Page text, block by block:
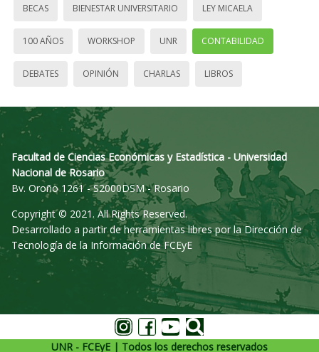
BECAS BIENESTAR UNIVERSITARIO LEY MICAELA
100 AÑOS WORKSHOP UNR CONTABILIDAD
DEBATES OPINIÓN CHARLAS LIBROS
Facultad de Ciencias Económicas y Estadística - Universidad
Nacional de Rosario
Bv. Oroño 1261 - S2000DSM - Rosario
Copyright © 2021. All Rights Reserved.
Desarrollado a partir de herramientas libres por la Dirección de
Tecnología de la Información de FCEyE
UNR - FCEyE | Todos los derechos reservados